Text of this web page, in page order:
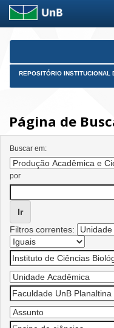
Skip
REPOSITÓRIO INSTITUCIONAL
Página de
Buscar em:
por
Filtros correntes: